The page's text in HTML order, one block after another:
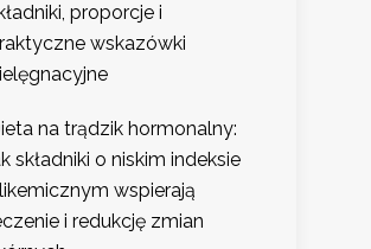
proporcje i
wskazówki
na trądzik hormonalny:
składniki o niskim indeksie
wspierają
i redukcję zmian